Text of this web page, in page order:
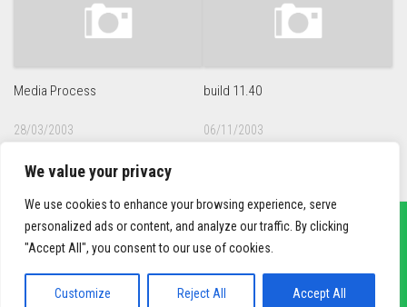
We value your privacy
We use cookies to enhance your browsing experience, serve
personalized ads or content, and analyze our traffic. By clicking
"Accept All", you consent to our use of cookies.
Customize Reject All Accept All
Media Process
28/03/2003
build 11.40
06/11/2003
sief3r.com
Powered byWordPress. Theme byAlx.